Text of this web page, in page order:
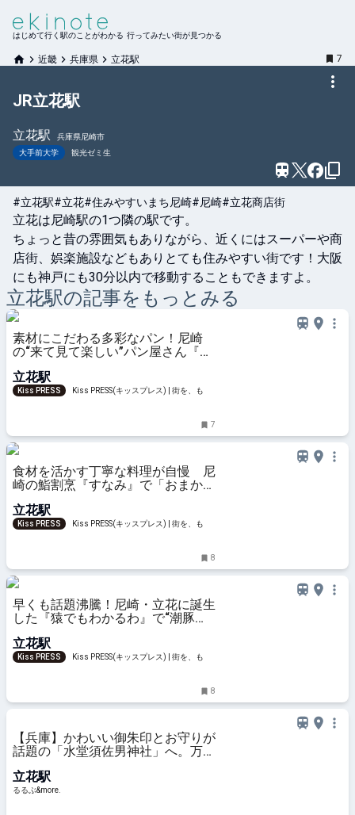
はじめて行く駅のことがわかる 行ってみたい街が見つかる
近畿 兵庫県 立花駅 7
JR立花駅
立花駅
兵庫県尼崎市
大手前大学
観光ゼミ生
#立花駅#立花#住みやすいまち尼崎#尼崎#立花商店街
立花は尼崎駅の1つ隣の駅です。
ちょっと昔の雰囲気もありながら、近くにはスーパーや商
店街、娯楽施設などもありとても住みやすい街です！大阪
にも神戸にも30分以内で移動することもできますよ。
立花駅の記事をもっとみる
素材にこだわる多彩なパン！尼崎
の“来て見て楽しい”パン屋さん『ベ
立花駅
Kiss PRESS
Kiss PRESS(キッスプレス) | 街を、もっ
7
食材を活かす丁寧な料理が自慢 尼
崎の鮨割烹『すなみ』で「おまかせ
立花駅
Kiss PRESS
Kiss PRESS(キッスプレス) | 街を、もっ
8
早くも話題沸騰！尼崎・立花に誕生
した『猿でもわかるわ』で“潮豚骨
立花駅
Kiss PRESS
Kiss PRESS(キッスプレス) | 街を、もっ
8
【兵庫】かわいい御朱印とお守りが
話題の「水堂須佐男神社」へ。万葉
ック｜るるぶ&more.
立花駅
るるぶ&more.